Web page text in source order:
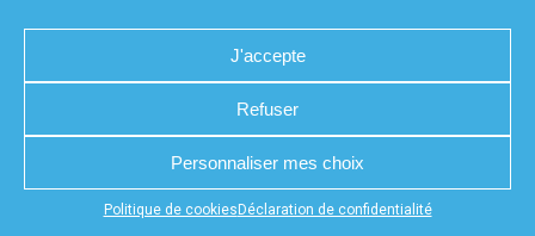
J'accepte
Refuser
Personnaliser mes choix
Politique de cookies Déclaration de confidentialité
Appuyez sur le bouton partager en bas de votre